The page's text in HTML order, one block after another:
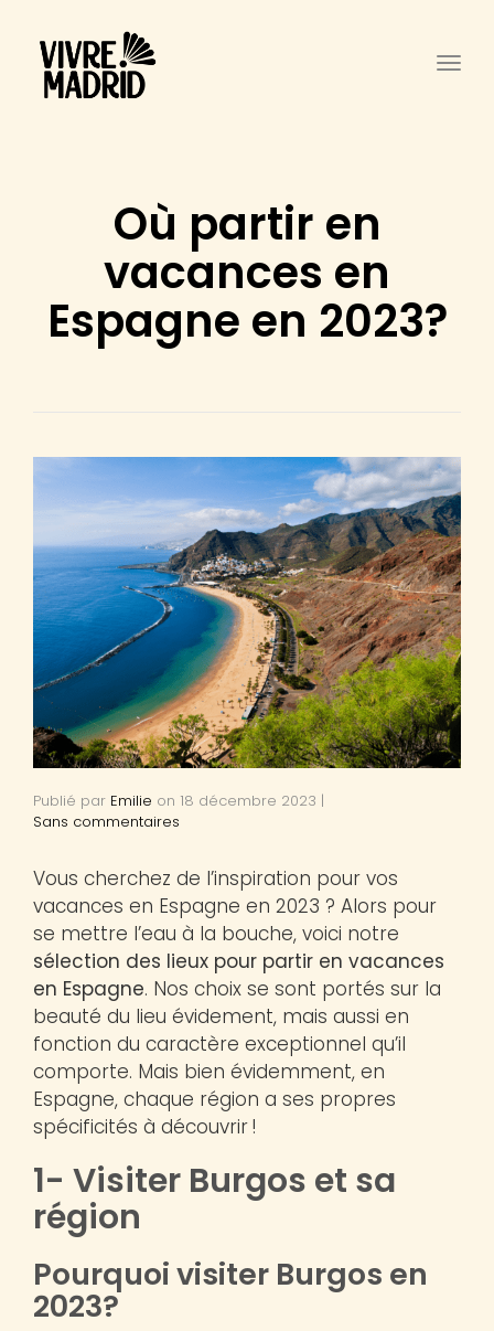
Où partir en
vacances en
Espagne en 2023?
Publié par Emilie on 18 décembre 2023 |
Sans commentaires
Vous cherchez de l’inspiration pour vos
vacances en Espagne en 2023 ? Alors pour
se mettre l’eau à la bouche, voici notre
sélection des lieux pour partir en vacances
en Espagne. Nos choix se sont portés sur la
beauté du lieu évidement, mais aussi en
fonction du caractère exceptionnel qu’il
comporte. Mais bien évidemment, en
Espagne, chaque région a ses propres
spécificités à découvrir !
1- Visiter Burgos et sa
région
Pourquoi visiter Burgos en
2023?